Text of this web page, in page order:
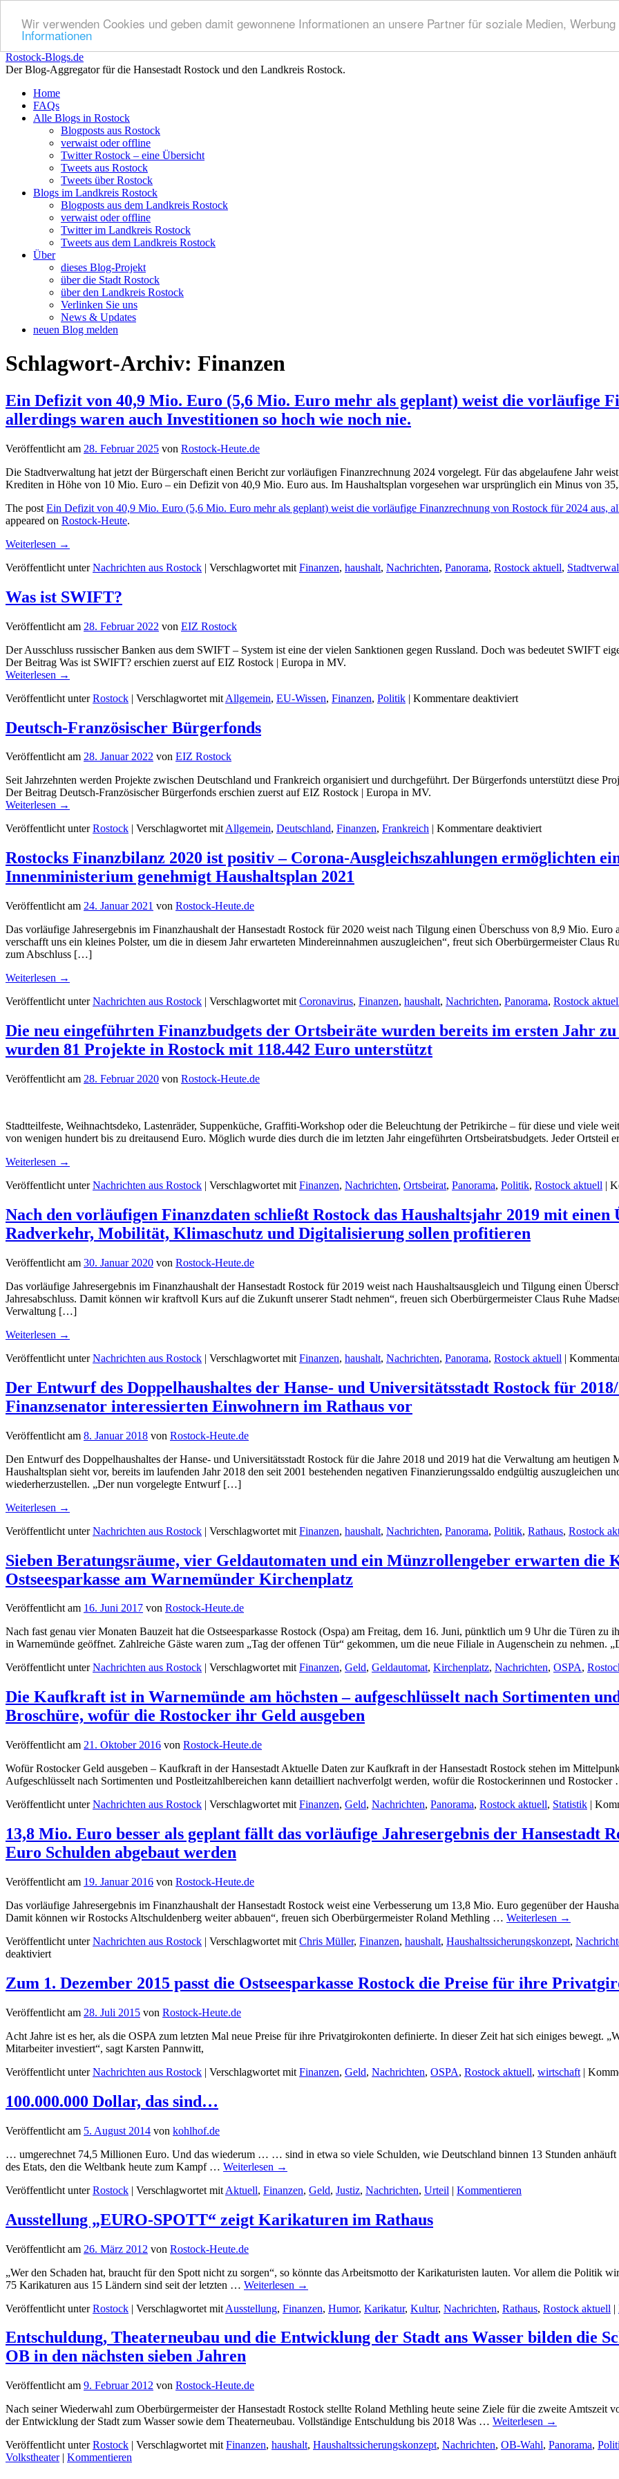
Wir verwenden Cookies und geben damit gewonnene Informationen an unsere Partner für soziale Medien,
Informationen
Rostock-Blogs.de
Der Blog-Aggregator für die Hansestadt Rostock und den Landkreis Rostock.
Zum
Inhalt
springen
Home
FAQs
Alle Blogs in Rostock
Blogposts aus Rostock
verwaist oder offline
Twitter Rostock – eine Übersicht
Tweets aus Rostock
Tweets über Rostock
Blogs im Landkreis Rostock
Blogposts aus dem Landkreis Rostock
verwaist oder offline
Twitter im Landkreis Rostock
Tweets aus dem Landkreis Rostock
Über
dieses Blog-Projekt
über die Stadt Rostock
über den Landkreis Rostock
Verlinken Sie uns
News & Updates
neuen Blog melden
Schlagwort-Archiv: Finanzen
Ein Defizit von 40,9 Mio. Euro (5,6 Mio. Euro mehr als geplant) weist die vorläufige
allerdings waren auch Investitionen so hoch wie noch nie.
Veröffentlicht am 28. Februar 2025 von Rostock-Heute.de
Die Stadtverwaltung hat jetzt der Bürgerschaft einen Bericht zur vorläufigen Finanzrechnung 2024 vorgelegt. Für das abgelaufene Jahr
Krediten in Höhe von 10 Mio. Euro – ein Defizit von 40,9 Mio. Euro aus. Im Haushaltsplan vorgesehen war ursprünglich ein Minus von
The post Ein Defizit von 40,9 Mio. Euro (5,6 Mio. Euro mehr als geplant) weist die vorläufige Finanzrechnung von Rostock für 2024 aus,
appeared on Rostock-Heute.
Weiterlesen →
Veröffentlicht unter Nachrichten aus Rostock | Verschlagwortet mit Finanzen, haushalt, Nachrichten, Panorama, Rostock aktuell,
Was ist SWIFT?
Veröffentlicht am 28. Februar 2022 von EIZ Rostock
Der Ausschluss russischer Banken aus dem SWIFT – System ist eine der vielen Sanktionen gegen Russland. Doch was bedeutet SWIFT
Der Beitrag Was ist SWIFT? erschien zuerst auf EIZ Rostock | Europa in MV.
Weiterlesen →
Veröffentlicht unter Rostock | Verschlagwortet mit Allgemein, EU-Wissen, Finanzen, Politik | Kommentare deaktiviertfür
Deutsch-Französischer Bürgerfonds
Veröffentlicht am 28. Januar 2022 von EIZ Rostock
Seit Jahrzehnten werden Projekte zwischen Deutschland und Frankreich organisiert und durchgeführt. Der Bürgerfonds unterstützt diese
Der Beitrag Deutsch-Französischer Bürgerfonds erschien zuerst auf EIZ Rostock | Europa in MV.
Weiterlesen →
Veröffentlicht unter Rostock | Verschlagwortet mitAllgemein, Deutschland, Finanzen, Frankreich | Kommentare deaktiviertfür
Französischer
Bürgerfonds
Rostocks Finanzbilanz 2020 ist positiv – Corona-Ausgleichszahlungen ermöglichten
Innenministerium genehmigt Haushaltsplan 2021
Veröffentlicht am 24. Januar 2021 von Rostock-Heute.de
Das vorläufige Jahresergebnis im Finanzhaushalt der Hansestadt Rostock für 2020 weist nach Tilgung einen Überschuss von 8,9 Mio. Euro
verschafft uns ein kleines Polster, um die in diesem Jahr erwarteten Mindereinnahmen auszugleichen“, freut sich Oberbürgermeister Claus
zum Abschluss […]
Weiterlesen →
Veröffentlicht unter Nachrichten aus Rostock | Verschlagwortet mit Coronavirus, Finanzen, haushalt, Nachrichten, Panorama, Rostock
Die neu eingeführten Finanzbudgets der Ortsbeiräte wurden bereits im ersten Jahr zu
wurden 81 Projekte in Rostock mit 118.442 Euro unterstützt
Veröffentlicht am 28. Februar 2020 von Rostock-Heute.de
Stadtteilfeste, Weihnachtsdeko, Lastenräder, Suppenküche, Graffiti-Workshop oder die Beleuchtung der Petrikirche – für diese und viele
von wenigen hundert bis zu dreitausend Euro. Möglich wurde dies durch die im letzten Jahr eingeführten Ortsbeiratsbudgets. Jeder
Weiterlesen →
Veröffentlicht unter Nachrichten aus Rostock | Verschlagwortet mit Finanzen, Nachrichten, Ortsbeirat, Panorama, Politik, Rostock aktuell |
Nach den vorläufigen Finanzdaten schließt Rostock das Haushaltsjahr 2019 mit einen
Radverkehr, Mobilität, Klimaschutz und Digitalisierung sollen profitieren
Veröffentlicht am 30. Januar 2020 von Rostock-Heute.de
Das vorläufige Jahresergebnis im Finanzhaushalt der Hansestadt Rostock für 2019 weist nach Haushaltsausgleich und Tilgung einen
Jahresabschluss. Damit können wir kraftvoll Kurs auf die Zukunft unserer Stadt nehmen“, freuen sich Oberbürgermeister Claus Ruhe
Verwaltung […]
Weiterlesen →
Veröffentlicht unter Nachrichten aus Rostock | Verschlagwortet mit Finanzen, haushalt, Nachrichten, Panorama, Rostock aktuell |
Der Entwurf des Doppelhaushaltes der Hanse- und Universitätsstadt Rostock für
Finanzsenator interessierten Einwohnern im Rathaus vor
Veröffentlicht am 8. Januar 2018 von Rostock-Heute.de
Den Entwurf des Doppelhaushaltes der Hanse- und Universitätsstadt Rostock für die Jahre 2018 und 2019 hat die Verwaltung am
Haushaltsplan sieht vor, bereits im laufenden Jahr 2018 den seit 2001 bestehenden negativen Finanzierungssaldo endgültig auszugleichen
wiederherzustellen. „Der nun vorgelegte Entwurf […]
Weiterlesen →
Veröffentlicht unter Nachrichten aus Rostock | Verschlagwortet mit Finanzen, haushalt, Nachrichten, Panorama, Politik, Rathaus, Rostock
Sieben Beratungsräume, vier Geldautomaten und ein Münzrollengeber erwarten
Ostseesparkasse am Warnemünder Kirchenplatz
Veröffentlicht am 16. Juni 2017 von Rostock-Heute.de
Nach fast genau vier Monaten Bauzeit hat die Ostseesparkasse Rostock (Ospa) am Freitag, dem 16. Juni, pünktlich um 9 Uhr die Türen
in Warnemünde geöffnet. Zahlreiche Gäste waren zum „Tag der offenen Tür“ gekommen, um die neue Filiale in Augenschein zu nehmen.
Veröffentlicht unter Nachrichten aus Rostock Verschlagwortet mit Finanzen, Geld, Geldautomat, Kirchenplatz, Nachrichten, OSPA,
Die Kaufkraft ist in Warnemünde am höchsten – aufgeschlüsselt nach Sortimenten
Broschüre, wofür die Rostocker ihr Geld ausgeben
Veröffentlicht am 21. Oktober 2016 von Rostock-Heute.de
Wofür Rostocker Geld ausgeben – Kaufkraft in der Hansestadt Aktuelle Daten zur Kaufkraft in der Hansestadt Rostock stehen im
Aufgeschlüsselt nach Sortimenten und Postleitzahlbereichen kann detailliert nachverfolgt werden, wofür die Rostockerinnen und Rostocker
Veröffentlicht unter Nachrichten aus Rostock | Verschlagwortet mit Finanzen, Geld, Nachrichten, Panorama, Rostock aktuell, Statistik |
13,8 Mio. Euro besser als geplant fällt das vorläufige Jahresergebnis der Hansestadt
Euro Schulden abgebaut werden
Veröffentlicht am 19. Januar 2016 von Rostock-Heute.de
Das vorläufige Jahresergebnis im Finanzhaushalt der Hansestadt Rostock weist eine Verbesserung um 13,8 Mio. Euro gegenüber der
Damit können wir Rostocks Altschuldenberg weiter abbauen“, freuen sich Oberbürgermeister Roland Methling … Weiterlesen →
Veröffentlicht unter Nachrichten aus Rostock | Verschlagwortet mit Chris Müller, Finanzen, haushalt, Haushaltssicherungskonzept,
deaktiviertfür
Mio.
Euro
als
fällt
das
Jahresergebnis
Hansestadt
für
aus
–
sollen
Mio.
Euro
abgebaut
Zum 1. Dezember 2015 passt die Ostseesparkasse Rostock die Preise für ihre
Veröffentlicht am 28. Juli 2015 von Rostock-Heute.de
Acht Jahre ist es her, als die OSPA zum letzten Mal neue Preise für ihre Privatgirokonten definierte. In dieser Zeit hat sich einiges bewegt.
Mitarbeiter investiert“, sagt Karsten Pannwitt,
Veröffentlicht unter Nachrichten aus Rostock | Verschlagwortet mit Finanzen, Geld, Nachrichten, OSPA, Rostock aktuell, wirtschaft |
100.000.000 Dollar, das sind…
Veröffentlicht am 5. August 2014 von kohlhof.de
… umgerechnet 74,5 Millionen Euro. Und das wiederum … … sind in etwa so viele Schulden, wie Deutschland binnen 13 Stunden
des Etats, den die Weltbank heute zum Kampf … Weiterlesen →
Veröffentlicht unter Rostock | Verschlagwortet mit Aktuell, Finanzen, Geld, Justiz, Nachrichten, Urteil | Kommentieren
Ausstellung „EURO-SPOTT“ zeigt Karikaturen im Rathaus
Veröffentlicht am 26. März 2012 von Rostock-Heute.de
„Wer den Schaden hat, braucht für den Spott nicht zu sorgen“, so könnte das Arbeitsmotto der Karikaturisten lauten. Vor allem die Politik
75 Karikaturen aus 15 Ländern sind seit der letzten … Weiterlesen →
Veröffentlicht unter Rostock | Verschlagwortet mit Ausstellung, Finanzen, Humor, Karikatur, Kultur, Nachrichten, Rathaus, Rostock aktuell |
Entschuldung, Theaterneubau und die Entwicklung der Stadt ans Wasser bilden die
OB in den nächsten sieben Jahren
Veröffentlicht am 9. Februar 2012 von Rostock-Heute.de
Nach seiner Wiederwahl zum Oberbürgermeister der Hansestadt Rostock stellte Roland Methling heute seine Ziele für die zweite Amtszeit
der Entwicklung der Stadt zum Wasser sowie dem Theaterneubau. Vollständige Entschuldung bis 2018 Was … Weiterlesen →
Veröffentlicht unter Rostock | Verschlagwortet mit Finanzen, haushalt, Haushaltssicherungskonzept, Nachrichten, OB-Wahl, Panorama,
Volkstheater | Kommentieren